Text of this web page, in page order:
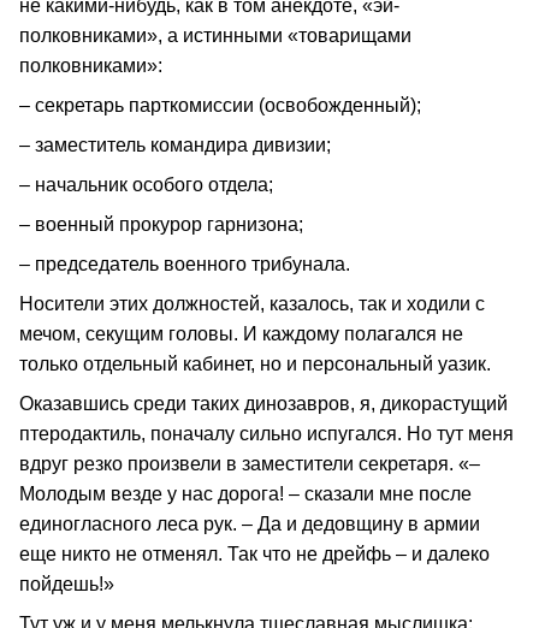
не какими-нибудь, как в том анекдоте, «эй-
полковниками», а истинными «товарищами
полковниками»:
– секретарь парткомиссии (освобожденный);
– заместитель командира дивизии;
– начальник особого отдела;
– военный прокурор гарнизона;
– председатель военного трибунала.
Носители этих должностей, казалось, так и ходили с
мечом, секущим головы. И каждому полагался не
только отдельный кабинет, но и персональный уазик.
Оказавшись среди таких динозавров, я, дикорастущий
птеродактиль, поначалу сильно испугался. Но тут меня
вдруг резко произвели в заместители секретаря. «–
Молодым везде у нас дорога! – сказали мне после
единогласного леса рук. – Да и дедовщину в армии
еще никто не отменял. Так что не дрейфь – и далеко
пойдешь!»
Тут уж и у меня мелькнула тщеславная мыслишка: